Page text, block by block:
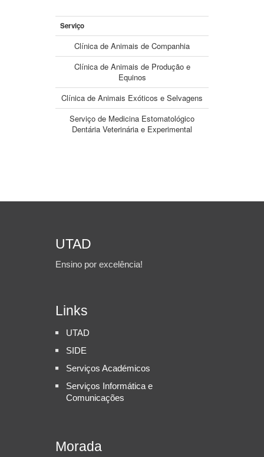
Serviço
Clínica de Animais de Companhia
Clínica de Animais de Produção e
Equinos
Clínica de Animais Exóticos e Selvagens
Serviço de Medicina Estomatológico
Dentária Veterinária e Experimental
UTAD
Ensino por excelência!
Links
UTAD
SIDE
Serviços Académicos
Serviços Informática e
Comunicações
Morada